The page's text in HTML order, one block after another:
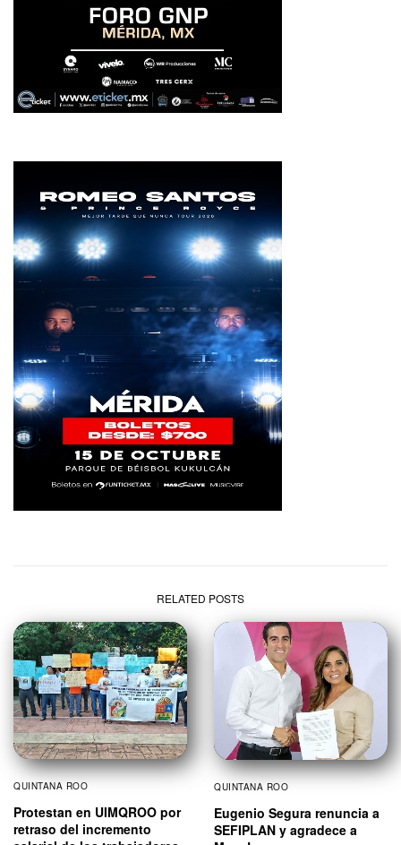
RELATED POSTS
QUINTANA ROO
Protestan en UIMQROO por
retraso del incremento
QUINTANA ROO
Eugenio Segura renuncia a
SEFIPLAN y agradece a